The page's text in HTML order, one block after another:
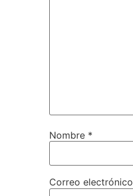
Nombre *
Correo electrónico